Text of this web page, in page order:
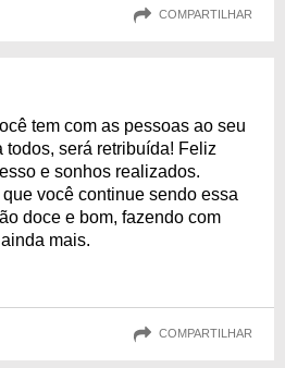
COMPARTILHAR
tem com as pessoas ao seu
todos, será retribuída! Feliz
e sonhos realizados.
você continue sendo essa
doce e bom, fazendo com
mais.
COMPARTILHAR